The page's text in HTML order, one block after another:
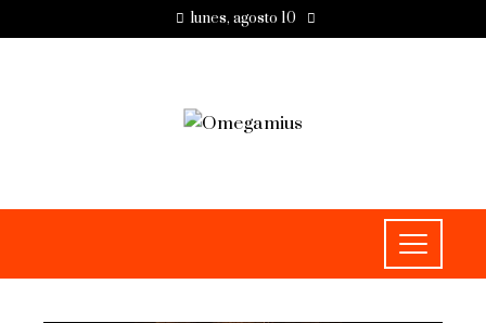
lunes, agosto 10